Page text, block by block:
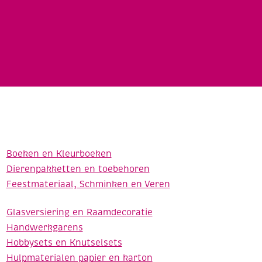
Boeken en Kleurboeken
Dierenpakketten en toebehoren
Feestmateriaal, Schminken en Veren
Glasversiering en Raamdecoratie
Handwerkgarens
Hobbysets en Knutselsets
Hulpmaterialen papier en karton